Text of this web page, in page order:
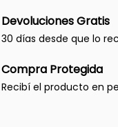
Devoluciones Gratis
30 días desde que lo
Compra Protegida
Recibí el producto en